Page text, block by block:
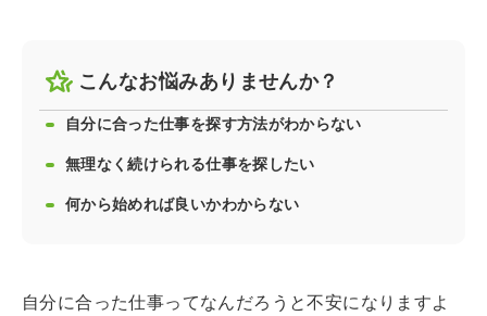
こんなお悩みありませんか？
自分に合った仕事を探す方法がわからない
無理なく続けられる仕事を探したい
何から始めれば良いかわからない
自分に合った仕事ってなんだろうと不安になりますよ